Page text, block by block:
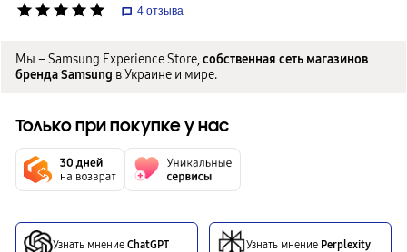
star star star star star 4 отзыва
Мы – Samsung Experience Store,собственная сеть магазинов
бренда Samsung в Украине и мире.
Только при покупке у нас
Узнать мнение ChatGPT Узнать мнение Perplexity